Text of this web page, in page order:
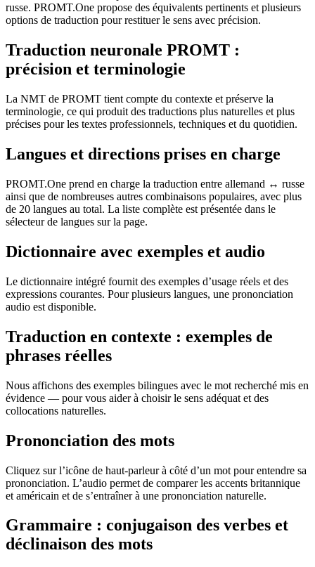
russe. PROMT.One propose des équivalents pertinents et plusieurs
options de traduction pour restituer le sens avec précision.
Traduction neuronale PROMT :
précision et terminologie
La NMT de PROMT tient compte du contexte et préserve la
terminologie, ce qui produit des traductions plus naturelles et plus
précises pour les textes professionnels, techniques et du quotidien.
Langues et directions prises en charge
PROMT.One prend en charge la traduction entre allemand ↔ russe
ainsi que de nombreuses autres combinaisons populaires, avec plus
de 20 langues au total. La liste complète est présentée dans le
sélecteur de langues sur la page.
Dictionnaire avec exemples et audio
Le dictionnaire intégré fournit des exemples d’usage réels et des
expressions courantes. Pour plusieurs langues, une prononciation
audio est disponible.
Traduction en contexte : exemples de
phrases réelles
Nous affichons des exemples bilingues avec le mot recherché mis en
évidence — pour vous aider à choisir le sens adéquat et des
collocations naturelles.
Prononciation des mots
Cliquez sur l’icône de haut-parleur à côté d’un mot pour entendre sa
prononciation. L’audio permet de comparer les accents britannique
et américain et de s’entraîner à une prononciation naturelle.
Grammaire : conjugaison des verbes et
déclinaison des mots